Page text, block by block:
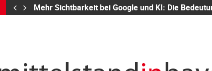
Mehr Sichtbarkeit bei Google und KI: Die